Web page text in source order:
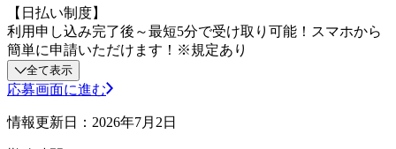
【日払い制度】
利用申し込み完了後～最短5分で受け取り可能！スマホから
簡単に申請いただけます！※規定あり
全て表示
応募画面に進む
情報更新日：2026年7月2日